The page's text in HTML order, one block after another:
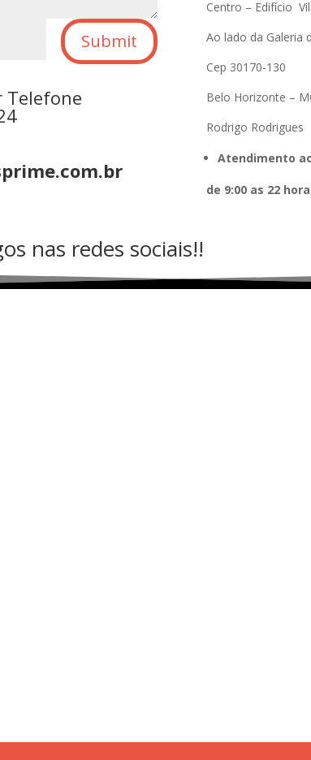
Submit
Telefone
Centro – Edifício
Ao lado da Galeria
Cep 30170-130
Belo Horizonte –
Rodrigo Rodrigues
Atendimento
de 9:00 as 22
nas redes sociais!!